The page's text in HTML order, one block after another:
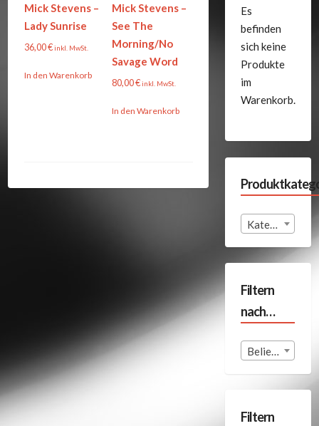
Mick Stevens –
Lady Sunrise
36,00€inkl. MwSt.
In den Warenkorb
Mick Stevens –
See The
Morning/No
Savage Word
80,00€inkl. MwSt.
In den Warenkorb
Es
befinden
sich keine
Produkte
im
Warenkorb.
Kategorie auswählen
Filtern
nach…
Beliebige Format
Filtern